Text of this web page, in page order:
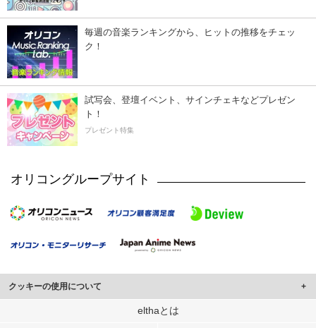
毎週の音楽ランキングから、ヒットの推移をチェッ
ク！
試写会、登壇イベント、サインチェキなどプレゼン
ト！
プレゼント特集
オリコングループサイト
クッキーの使用について
このサイトでは Cookie を使用して、ユーザーに合わせたコンテンツや広告の
elthaとは